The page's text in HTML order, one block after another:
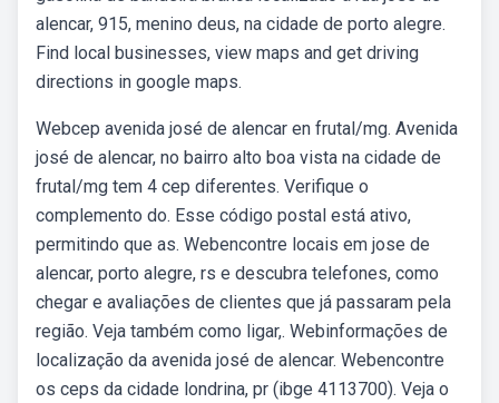
alencar, 915, menino deus, na cidade de porto alegre.
Find local businesses, view maps and get driving
directions in google maps.
Webcep avenida josé de alencar en frutal/mg. Avenida
josé de alencar, no bairro alto boa vista na cidade de
frutal/mg tem 4 cep diferentes. Verifique o
complemento do. Esse código postal está ativo,
permitindo que as. Webencontre locais em jose de
alencar, porto alegre, rs e descubra telefones, como
chegar e avaliações de clientes que já passaram pela
região. Veja também como ligar,. Webinformações de
localização da avenida josé de alencar. Webencontre
os ceps da cidade londrina, pr (ibge 4113700). Veja o